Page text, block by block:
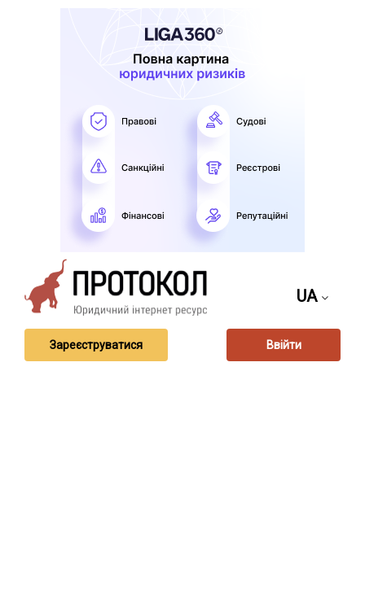
UA
Зареєструватися Ввійти